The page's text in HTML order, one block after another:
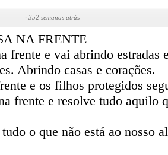
· 352 semanas atrás
NA FRENTE
frente e vai abrindo estradas
Abrindo casas e corações.
e os filhos protegidos
frente e resolve tudo aquilo
o que não está ao nosso